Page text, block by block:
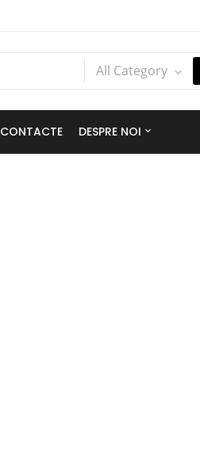
All Category
CONTACTE DESPRE NOI